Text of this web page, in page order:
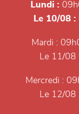
Lundi :
Le 10/08 :
Mardi :
Le 11/08
Mercredi :
Le 12/08